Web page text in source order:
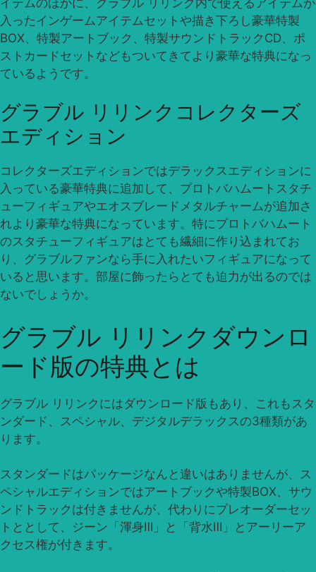
入ったインゲームアイテムセットや描き下ろし豪華特製
BOX、特製アートブック、特製サウンドトラックCD、ポ
ストカードセットなどもついてきてより豪華な特典になっ
ているようです。
グラブル リリンクコレクターズ
エディション
コレクターズエディションではデラックスエディションに
入っている豪華特典に追加して、プロトバハムートスタチ
ューフィギュアやエオスブレードメタルチャームが追加さ
れより豪華な特典になっています。特にプロトバハムート
のスタチューフィギュアはとても繊細に作り込まれてお
り、グラブルファンなら手に入れたいフィギュアになって
いると思います。部屋に飾ったらとても迫力が出るのでは
ないでしょうか。
グラブル リリンクダウンロ
ード版の特典とは
グラブル リリンクにはダウンロード版もあり、これもスタ
ンダード、スペシャル、デジタルデラックスの3種類があ
ります。
スタンダードはパッケージなんと違いはありませんが、ス
ペシャルエディションではアートブックや特製BOX、サウ
ンドトラックは付きませんが、代わりにプレオーダーセッ
トととして、ジーン「渾身Ⅲ」と「背水Ⅲ」とアーリーア
クセス権が付きます。